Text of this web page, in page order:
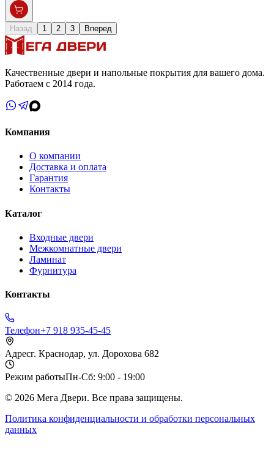
Назад 1 2 3 Вперед
Качественные двери и напольные покрытия для вашего дома.
Работаем с 2014 года.
Компания
О компании
Доставка и оплата
Гарантия
Контакты
Каталог
Входные двери
Межкомнатные двери
Ламинат
Фурнитура
Контакты
Телефон+7 918 935-45-45
Адресг. Краснодар, ул. Дорохова 682
Режим работыПн-Сб: 9:00 - 19:00
© 2026 Мега Двери. Все права защищены.
Политика конфиденциальности и обработки персональных
данных